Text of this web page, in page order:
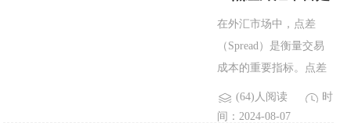
样化、规避货币风险以
及增加..
在外汇市场中，点差
（Spread）是衡量交易
成本的重要指标。点差
指的是一个货币对的买
入价（Bid）和卖出价
(64)人阅读
时
间：2024-08-07